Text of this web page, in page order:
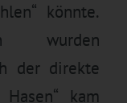
könnte.
wurden
der direkte
kam